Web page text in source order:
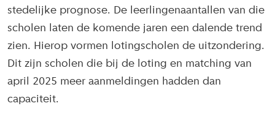
stedelijke prognose. De leerlingenaantallen van die
scholen laten de komende jaren een dalende trend
zien. Hierop vormen lotingscholen de uitzondering.
Dit zijn scholen die bij de loting en matching van
april 2025 meer aanmeldingen hadden dan
capaciteit.